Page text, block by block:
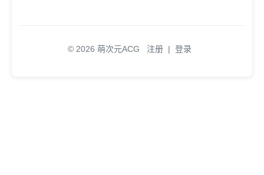
© 2026 萌次元ACG 注册 | 登录